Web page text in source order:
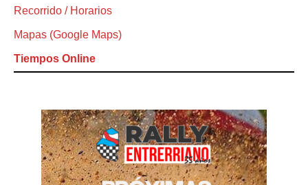
Recorrido / Horarios
Mapas (Google Maps)
Tiempos Online